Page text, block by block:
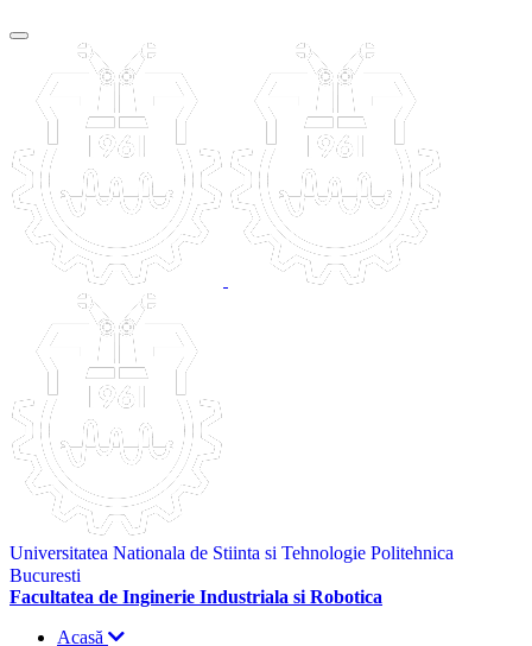
Universitatea Nationala de Stiinta si Tehnologie Politehnica
Bucuresti
Facultatea de Inginerie Industriala si Robotica
Acasă